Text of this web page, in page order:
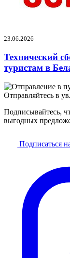
23.06.2026
Технический
туристам в
Отправляйтесь в
Подписывайтесь,
выгодных
Подписаться